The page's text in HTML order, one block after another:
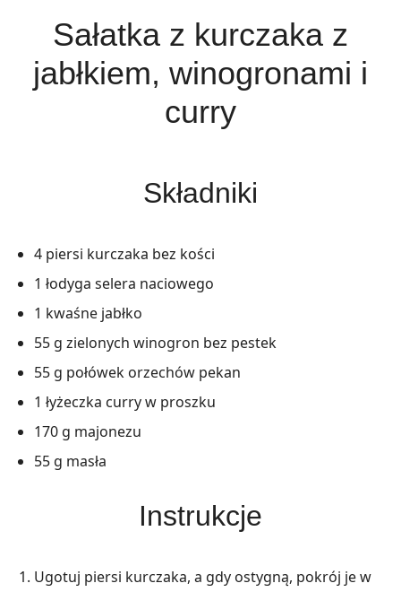
Sałatka z kurczaka z
jabłkiem, winogronami i
curry
Składniki
4 piersi kurczaka bez kości
1 łodyga selera naciowego
1 kwaśne jabłko
55 g zielonych winogron bez pestek
55 g połówek orzechów pekan
1 łyżeczka curry w proszku
170 g majonezu
55 g masła
Instrukcje
Ugotuj piersi kurczaka, a gdy ostygną, pokrój je w